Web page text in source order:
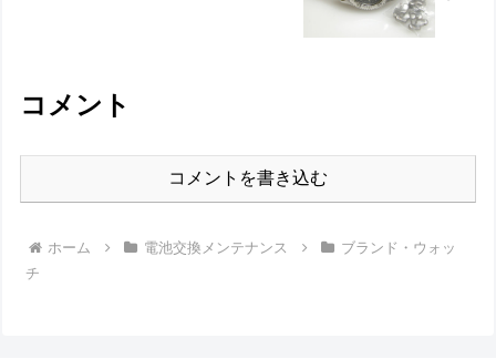
コメント
コメントを書き込む
ホーム 電池交換メンテナンス
ブランド・ウォッ
チ